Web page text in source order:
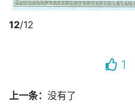
12/12
1
上一条： 没有了